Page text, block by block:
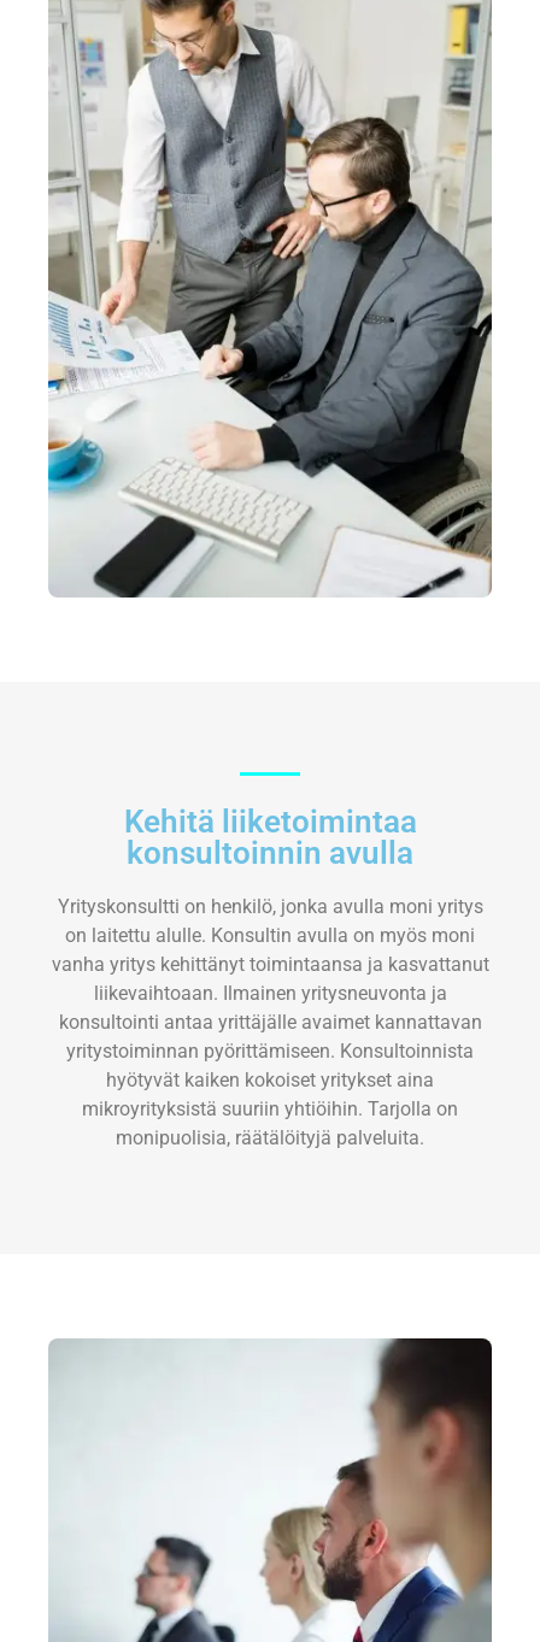
Kehitä liiketoimintaa
konsultoinnin avulla
Yrityskonsultti on henkilö, jonka avulla moni yritys
on laitettu alulle. Konsultin avulla on myös moni
vanha yritys kehittänyt toimintaansa ja kasvattanut
liikevaihtoaan. Ilmainen yritysneuvonta ja
konsultointi antaa yrittäjälle avaimet kannattavan
yritystoiminnan pyörittämiseen. Konsultoinnista
hyötyvät kaiken kokoiset yritykset aina
mikroyrityksistä suuriin yhtiöihin. Tarjolla on
monipuolisia, räätälöityjä palveluita.